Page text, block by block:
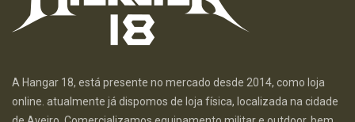
A Hangar 18, está presente no mercado desde 2014, como loja
online. atualmente já dispomos de loja física, localizada na cidade